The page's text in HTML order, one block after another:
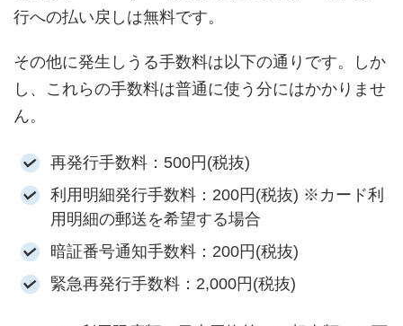
行への払い戻しは無料です。
その他に発生しうる手数料は以下の通りです。しか
し、これらの手数料は普通に使う分にはかかりませ
ん。
再発行手数料：500円(税抜)
利用明細発行手数料：200円(税抜) ※カード利
用明細の郵送を希望する場合
暗証番号通知手数料：200円(税抜)
緊急再発行手数料：2,000円(税抜)